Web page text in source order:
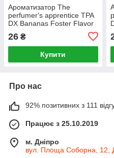
Ароматизатор The
perfumer's apprentice TPA
DX Bananas Foster Flavor
(DX Банановий фостер)
26 ₴
Купити
Про нас
92% позитивних з 111
Працює з 25.10.2019
м. Дніпро
вул. Площа Соборна, 12,